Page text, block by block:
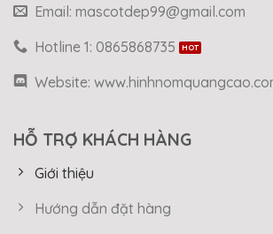
Email: mascotdep99@gmail.com
Hotline 1: 0865868735
Website:
HỖ TRỢ KHÁCH HÀNG
Giới thiệu
Hướng dẫn đặt hàng